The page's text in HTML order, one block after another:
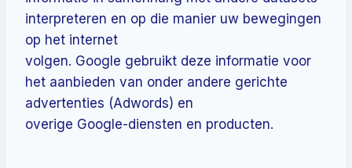
interpreteren en op die manier uw bewegingen
op het internet
volgen. Google gebruikt deze informatie voor
het aanbieden van onder andere gerichte
advertenties (Adwords) en
overige Google-diensten en producten.